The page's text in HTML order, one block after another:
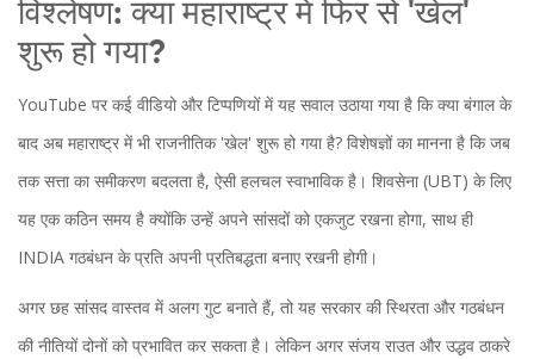
विश्लेषण: क्या महाराष्ट्र में फिर से 'खेल'
शुरू हो गया?
YouTube पर कई वीडियो और टिप्पणियों में यह सवाल उठाया गया है कि क्या बंगाल के
बाद अब महाराष्ट्र में भी राजनीतिक 'खेल' शुरू हो गया है? विशेषज्ञों का मानना है कि जब
तक सत्ता का समीकरण बदलता है, ऐसी हलचल स्वाभाविक है। शिवसेना (UBT) के लिए
यह एक कठिन समय है क्योंकि उन्हें अपने सांसदों को एकजुट रखना होगा, साथ ही
INDIA गठबंधन के प्रति अपनी प्रतिबद्धता बनाए रखनी होगी।
अगर छह सांसद वास्तव में अलग गुट बनाते हैं, तो यह सरकार की स्थिरता और गठबंधन
की नीतियों दोनों को प्रभावित कर सकता है। लेकिन अगर संजय राउत और उद्धव ठाकरे